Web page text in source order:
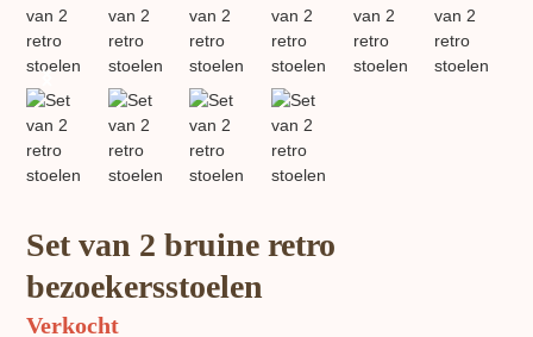
previous
next
Set van 2 bruine retro
bezoekersstoelen
Verkocht